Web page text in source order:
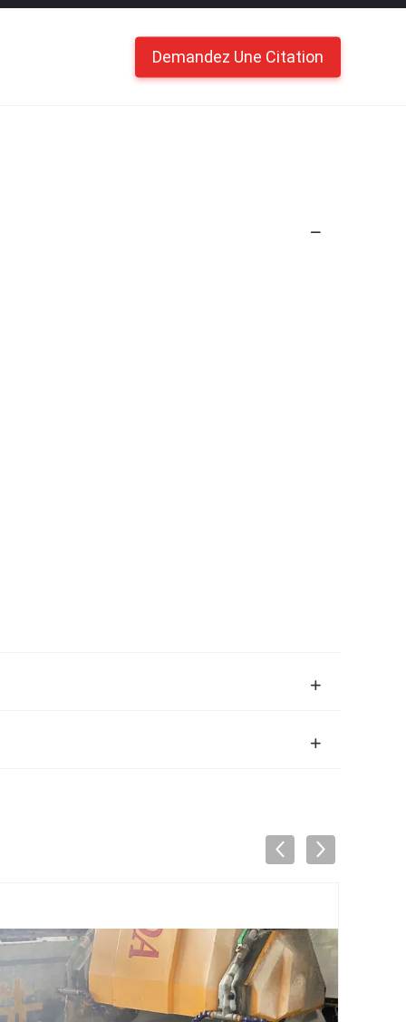
Demandez Une Citation